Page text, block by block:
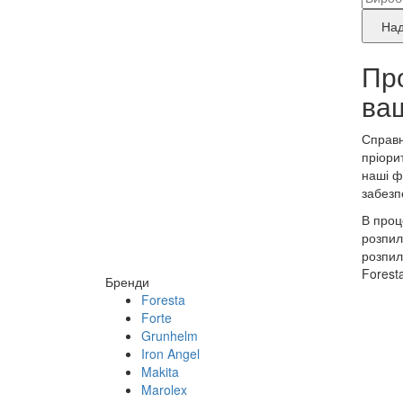
Бренди
Foresta
Forte
Grunhelm
Iron Angel
Makita
Marolex
дані
що
наші
В